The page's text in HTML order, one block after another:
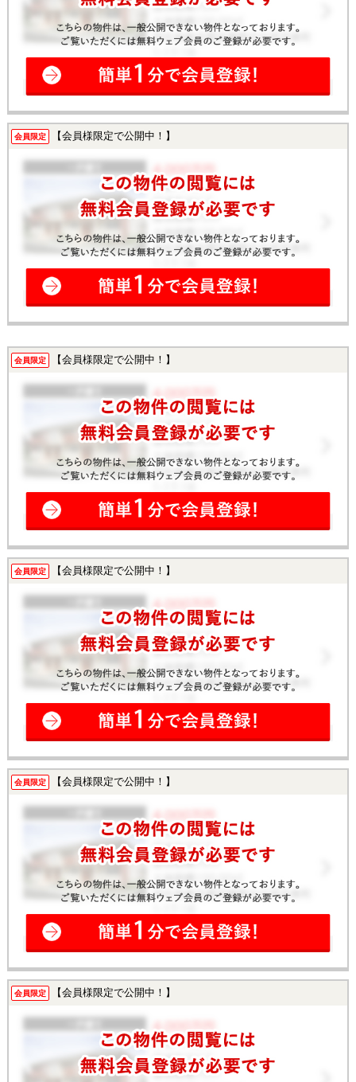
会員限定 【会員様限定で公開中！】
会員限定 【会員様限定で公開中！】
会員限定 【会員様限定で公開中！】
会員限定 【会員様限定で公開中！】
会員限定 【会員様限定で公開中！】